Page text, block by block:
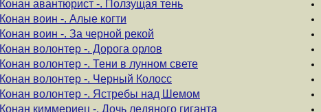
Конан авантюрист -. Ползущая тень
Конан воин -. Алые когти
Конан воин -. За черной рекой
Конан волонтер -. Дорога орлов
Конан волонтер -. Тени в лунном свете
Конан волонтер -. Черный Колосс
Конан волонтер -. Ястребы над Шемом
Конан киммериец -. Дочь ледяного гиганта